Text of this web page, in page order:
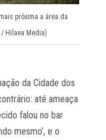
próxima a área da
Hilaea Media)
da Cidade dos
até ameaça
falou no bar
mesmo’, e o